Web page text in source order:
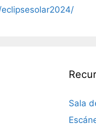
Sala